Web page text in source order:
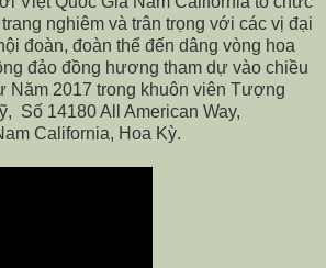
nghiêm và trân trọng với các vị đại
đoàn, đoàn thể đến dâng vòng hoa
đảo đồng hương tham dự vào chiều
Năm 2017 trong khuôn viên Tượng
Số 14180 All American Way,
California, Hoa Kỳ.